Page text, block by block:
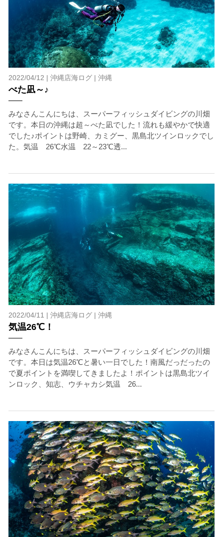
2022/04/12 | 沖縄店海ログ| 沖縄
べた凪～♪
みなさんこんにちは、スーパーフィッシュダイビングの川畑
です。本日の沖縄は超～べた凪でした！流れも緩やかで快適
でした♪ポイントは野崎、カミグー、黒島北ツインロックでし
た。気温 26℃水温 22～23℃透...
2022/04/11 | 沖縄店海ログ| 沖縄
気温26℃！
みなさんこんにちは、スーパーフィッシュダイビングの川畑
です。本日は気温26℃と暑い一日でした！南風だっだったの
で夏ポイントを満喫してきましたよ！ポイントは黒島北ツイ
ンロック、知志、ウチャカシ気温 26...